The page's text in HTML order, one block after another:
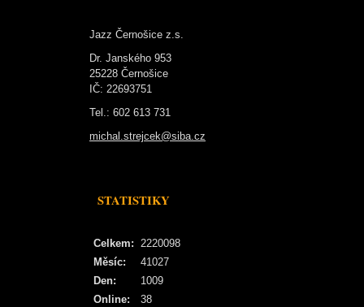
Jazz Černošice z.s.
Dr. Janského 953
25228 Černošice
IČ: 22693751
Tel.: 602 613 731
michal.strejcek@siba.cz
STATISTIKY
Online: 38
Celkem: 2220098
Měsíc:
41027
Den:
1009